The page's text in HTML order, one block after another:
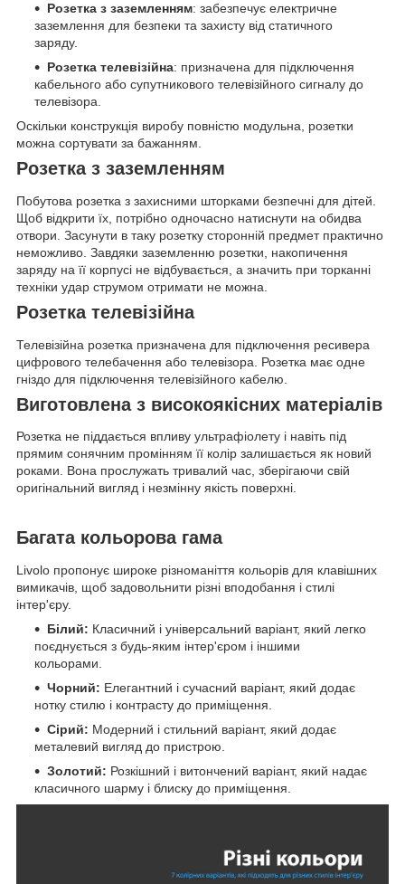
Розетка з заземленням: забезпечує електричне
заземлення для безпеки та захисту від статичного
заряду.
Розетка телевізійна: призначена для підключення
кабельного або супутникового телевізійного сигналу до
телевізора.
Оскільки конструкція виробу повністю модульна, розетки
можна сортувати за бажанням.
Розетка з заземленням
Побутова розетка з захисними шторками безпечні для дітей.
Щоб відкрити їх, потрібно одночасно натиснути на обидва
отвори. Засунути в таку розетку сторонній предмет практично
неможливо. Завдяки заземленню розетки, накопичення
заряду на її корпусі не відбувається, а значить при торканні
техніки удар струмом отримати не можна.
Розетка телевізійна
Телевізійна розетка призначена для підключення ресивера
цифрового телебачення або телевізора. Розетка має одне
гніздо для підключення телевізійного кабелю.
Виготовлена з високоякісних матеріалів
Розетка не піддається впливу ультрафіолету і навіть під
прямим сонячним промінням її колір залишається як новий
роками. Вона прослужать тривалий час, зберігаючи свій
оригінальний вигляд і незмінну якість поверхні.
Багата кольорова гама
Livolo пропонує широке різноманіття кольорів для клавішних
вимикачів, щоб задовольнити різні вподобання і стилі
інтер'єру.
Білий: Класичний і універсальний варіант, який легко
поєднується з будь-яким інтер'єром і іншими
кольорами.
Чорний: Елегантний і сучасний варіант, який додає
нотку стилю і контрасту до приміщення.
Сірий: Модерний і стильний варіант, який додає
металевий вигляд до пристрою.
Золотий: Розкішний і витончений варіант, який надає
класичного шарму і блиску до приміщення.